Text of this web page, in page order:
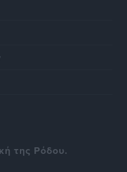
της Ρόδου.